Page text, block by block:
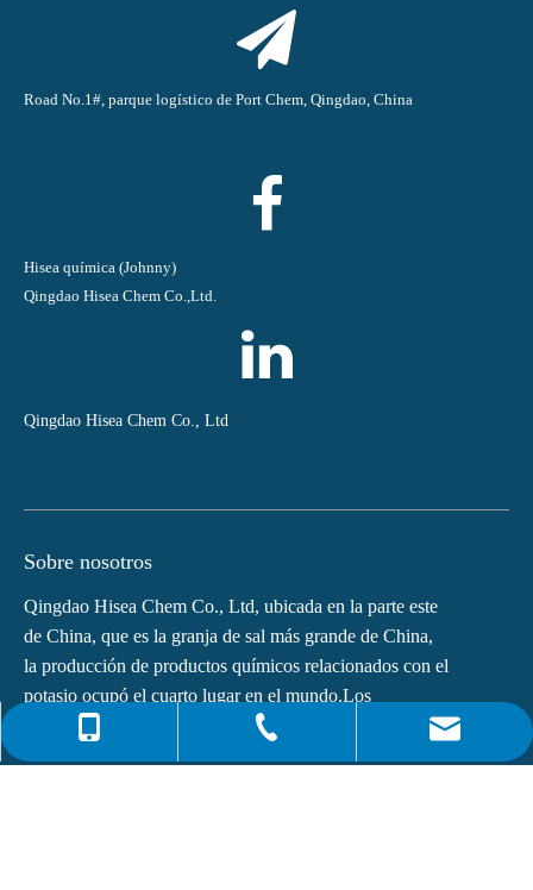
0086-532-85708217
0086-4008266163-82717
info@hiseachem.com
Road No.1#, parque logístico de Port Chem, Qingdao, China
Hisea química (Johnny)
Qingdao Hisea Chem Co.,Ltd.
Qingdao Hisea Chem Co., Ltd
Sobre nosotros
Qingdao Hisea Chem Co., Ltd, ubicada en la parte este
de China, que es la granja de sal más grande de China,
la producción de productos químicos relacionados con el
potasio ocupó el cuarto lugar en el mundo.Los